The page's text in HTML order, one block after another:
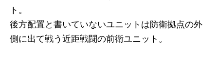
ト。
後方配置と書いていないユニットは防衛拠点の外
側に出て戦う近距戦闘の前衛ユニット。